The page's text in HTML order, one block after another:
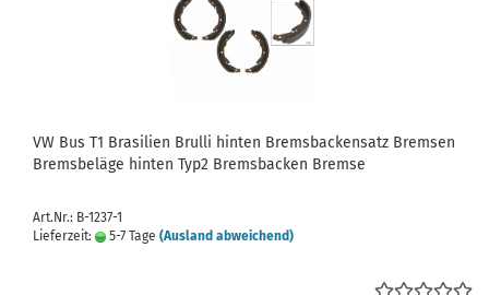
VW Bus T1 Brasilien Brulli hinten Bremsbackensatz Bremsen
Bremsbeläge hinten Typ2 Bremsbacken Bremse
Art.Nr.: B-1237-1
Lieferzeit:
5-7 Tage (Ausland abweichend)